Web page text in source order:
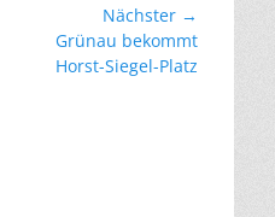
Nächster →
Nächster
Beitrag:
Grünau bekommt
Horst-Siegel-Platz